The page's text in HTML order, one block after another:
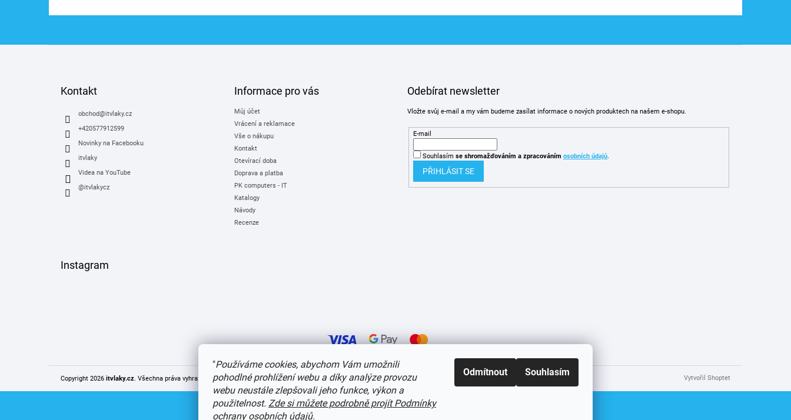
"Používáme cookies, abychom Vám umožnili
pohodlné prohlížení webu a díky analýze provozu
webu neustále zlepšovali jeho funkce, výkon a
použitelnost. Zde si můžete podrobně projít Podmínky
ochrany osobních údajů.
Odmítnout Souhlasím
Kontakt
obchod@itvlaky.cz
+420577912599
Novinky na Facebooku
itvlaky
Videa na YouTube
@itvlakycz
Informace pro vás
Můj účet
Vrácení a reklamace
Vše o nákupu
Kontakt
Otevírací doba
Doprava a platba
PK computers - IT
Katalogy
Návody
Recenze
Odebírat newsletter
Vložte svůj e-mail a my vám budeme zasílat informace o nových produktech na našem e-shopu.
E-mail
Souhlasím se shromažďováním a zpracováním osobních údajů.
PŘIHLÁSIT SE
Instagram
Vytvořil Shoptet
Copyright 2026 itvlaky.cz . Všechna práva vyhrazena.Upravit nastavení cookies